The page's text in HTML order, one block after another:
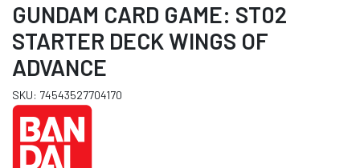
GUNDAM CARD GAME: ST02
STARTER DECK WINGS OF
ADVANCE
SKU: 74543527704170